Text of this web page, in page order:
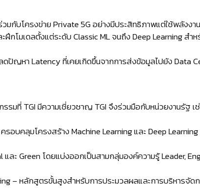
มกับโครงข่าย Private 5G อย่างมีประสิทธิภาพแต่ใช้พลังงา
กโมเดลตั้งแต่ระดับ Classic ML จนถึง Deep Learning สำห
ปัญหา Latency ที่เคยเกิดขึ้นจากการส่งข้อมูลไปยัง Data
รมที่ TGI มีความเชี่ยวชาญ TGI จึงร่วมมือกับหน่วยงานรัฐ เ
อบคลุมโครงสร้าง Machine Learning และ Deep
ะ Green โดยแบ่งออกเป็นสามกลุ่มองค์ความรู้ Leader,
– หลักสูตรขั้นสูงสำหรับการประมวลผลและการบริหารจัด